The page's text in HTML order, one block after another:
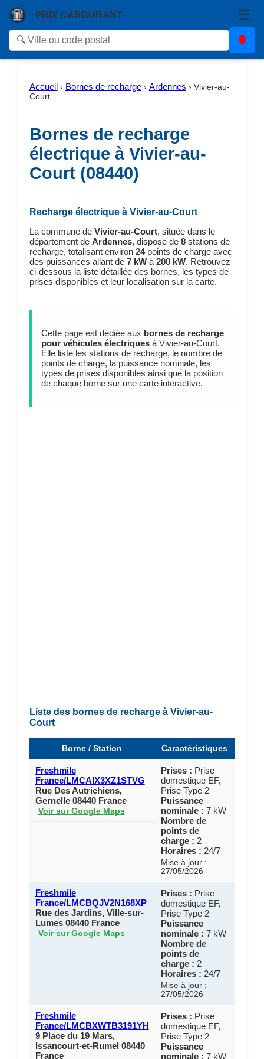
PRIX CARBURANT ☰
Accueil › Bornes de recharge› Ardennes › Vivier-au-
Court
Bornes de recharge
électrique à Vivier-au-
Court (08440)
Recharge électrique à Vivier-au-Court
La commune de Vivier-au-Court, située dans le
département de Ardennes, dispose de 8stations de
recharge, totalisant environ 24points de charge avec
des puissances allant de 7 kWà 200 kW. Retrouvez
ci-dessous la liste détaillée des bornes, les types de
prises disponibles et leur localisation sur la carte.
Cette page est dédiée aux bornes de recharge
pour véhicules électriquesà Vivier-au-Court.
Elle liste les stations de recharge, le nombre de
points de charge, la puissance nominale, les
types de prises disponibles ainsi que la position
de chaque borne sur une carte interactive.
Liste des bornes de recharge à Vivier-au-
Court
Borne / Station Caractéristiques
Freshmile
France/LMCAIX3XZ1STVG
Rue Des Autrichiens,
Gernelle 08440 France
Voir sur Google Maps
Prises : Prise
domestique EF,
Prise Type 2
Puissance
nominale : 7 kW
Nombre de
points de
charge : 2
Horaires : 24/7
Mise à jour :
27/05/2026
Freshmile
France/LMCBQJV2N168XP
Rue des Jardins, Ville-sur-
Lumes 08440 France
Voir sur Google Maps
Prises : Prise
domestique EF,
Prise Type 2
Puissance
nominale : 7 kW
Nombre de
points de
charge : 2
Horaires : 24/7
Mise à jour :
27/05/2026
Freshmile
France/LMCBXWTB3191YH
9 Place du 19 Mars,
Issancourt-et-Rumel 08440
France
Prises : Prise
domestique EF,
Prise Type 2
Puissance
nominale : 7 kW